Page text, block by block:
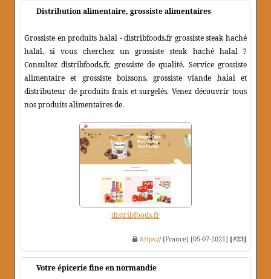
Distribution alimentaire, grossiste alimentaires
Grossiste en produits halal - distribfoods.fr grossiste steak haché
halal, si vous cherchez un grossiste steak haché halal ?
Consultez distribfoods.fr, grossiste de qualité. Service grossiste
alimentaire et grossiste boissons, grossiste viande halal et
distributeur de produits frais et surgelés. Venez découvrir tous
nos produits alimentaires de.
distribfoods.fr
https:// [France] [05-07-2021] [#23]
Votre épicerie fine en normandie